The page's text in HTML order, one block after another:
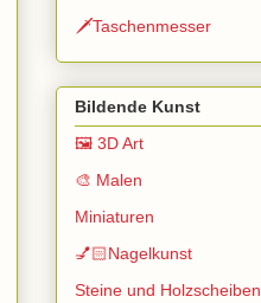
🗡️Taschenmesser
Bildende Kunst
🖼️ 3D Art
🎨 Malen
Miniaturen
💅🏻Nagelkunst
Steine und Holzscheiben